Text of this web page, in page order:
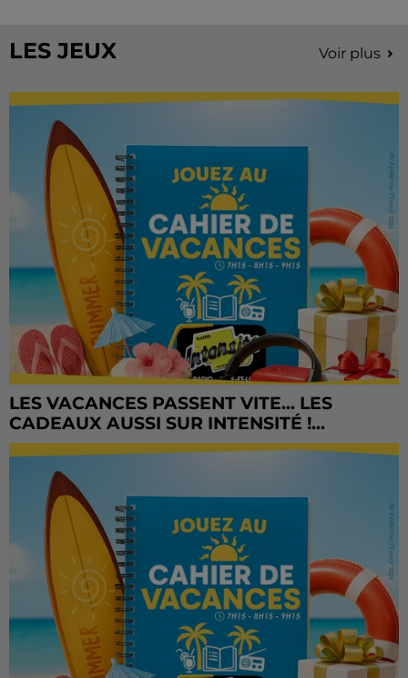
LES JEUX Voir plus
LES VACANCES PASSENT VITE... LES
CADEAUX AUSSI SUR INTENSITÉ !...